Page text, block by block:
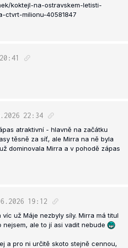
koktejl-na-ostravskem-letisti-
ctvrt-milionu-40581847
20:41
22:34
atraktivní - hlavně na začátku
těsně za síť, ale Mirra na ně byla
dominovala Mirra a v pohodě zápas
19:12
už Máje nezbyly síly. Mirra má titul
nejsem, ale to jí asi vadit nebude
a pro ni určitě skoto stejně cennou,